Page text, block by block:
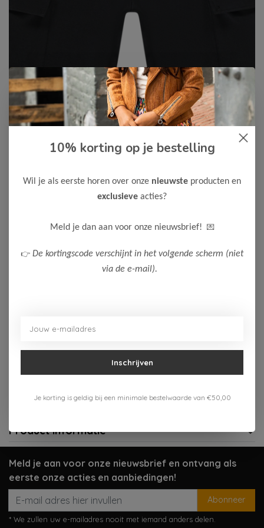
Cars Jeans
Cars Jeans Jongens Short NYO
Gratis verzenden vanaf 75,-
Meer informatie?
Neem contact op over dit product
Product informatie
Meld je aan voor onze nieuwsbrief en ontvang als
eerste onze acties en aanbiedingen!
Abonneer
* We zullen uw e-mailadres nooit met iemand anders delen.
10% korting op je bestelling
Wil je als eerste horen over onze nieuwste producten en
exclusieve acties?
Meld je dan aan voor onze nieuwsbrief! 💌
👉 De kortingscode verschijnt in het volgende scherm (niet
via de e-mail).
Inschrijven
Je korting is geldig bij een minimale bestelwaarde van €50,00